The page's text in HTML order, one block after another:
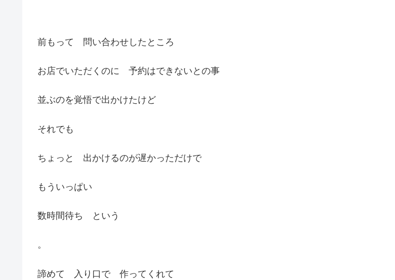
前もって 問い合わせしたところ
お店でいただくのに 予約はできないとの事
並ぶのを覚悟で出かけたけど
それでも
ちょっと 出かけるのが遅かっただけで
もういっぱい
数時間待ち という
。
諦めて 入り口で 作ってくれて